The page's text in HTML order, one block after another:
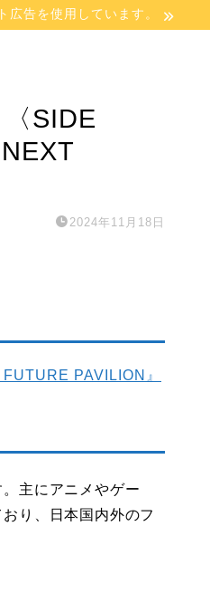
広告を使用しています。
SIDE
2024年11月18日
PAVILION』
主にアニメやゲー
り、日本国内外のフ